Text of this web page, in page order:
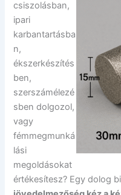
csiszolásban,
ipari
karbantartásba
n,
ékszerkészítés
ben,
szerszámélezé
sben dolgozol,
vagy
fémmegmunká
lási
megoldásokat
értékesítesz? Egy dolog